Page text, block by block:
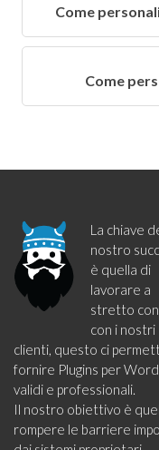
Come
Come
La chiave
nostro
è quella di
lavorare a
stretto
con i nostri
clienti, questo ci
fornire Plugins per
validi e professionali.
Il nostro obiettivo è
rompere le barriere